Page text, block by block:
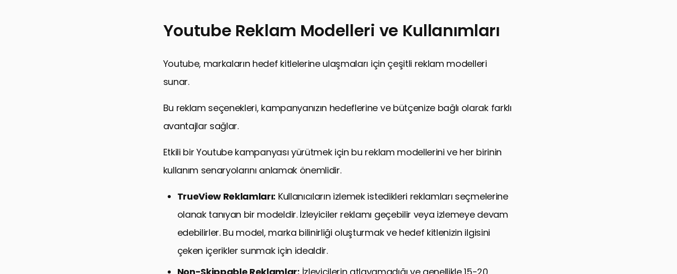
Youtube Reklam Modelleri ve Kullanımları
Youtube, markaların hedef kitlelerine ulaşmaları için çeşitli reklam modelleri
sunar.
Bu reklam seçenekleri, kampanyanızın hedeflerine ve bütçenize bağlı olarak farklı
avantajlar sağlar.
Etkili bir Youtube kampanyası yürütmek için bu reklam modellerini ve her birinin
kullanım senaryolarını anlamak önemlidir.
TrueView Reklamları: Kullanıcıların izlemek istedikleri reklamları seçmelerine
olanak tanıyan bir modeldir. İzleyiciler reklamı geçebilir veya izlemeye devam
edebilirler. Bu model, marka bilinirliği oluşturmak ve hedef kitlenizin ilgisini
çeken içerikler sunmak için idealdir.